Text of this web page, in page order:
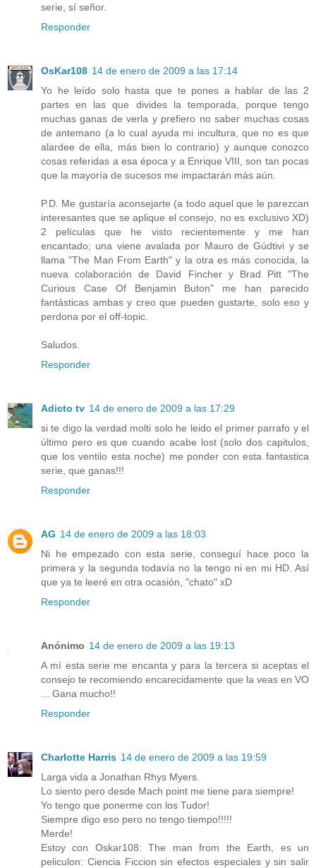
serie, sí señor.
Responder
OsKar108 14 de enero de 2009 a las 17:14
Yo he leído solo hasta que te pones a hablar de las 2
partes en las que divides la temporada, porque tengo
muchas ganas de verla y prefiero no saber muchas cosas
de antemano (a lo cual ayuda mi incultura, que no es que
alardee de ella, más bien lo contrario) y aunque conozco
cosas referidas a esa época y a Enrique VIII, son tan pocas
que la mayoría de sucesos me impactarán más aún.
P.D. Me gustaría aconsejarte (a todo aquel que le parezcan
interesantes que se aplique el consejo, no es exclusivo XD)
2 películas que he visto recientemente y me han
encantado; una viene avalada por Mauro de Gúdtivi y se
llama "The Man From Earth" y la otra es más conocida, la
nueva colaboración de David Fincher y Brad Pitt "The
Curious Case Of Benjamin Buton" me han parecido
fantásticas ambas y creo que pueden gustarte, solo eso y
perdona por el off-topic.
Saludos.
Responder
Adicto tv 14 de enero de 2009 a las 17:29
si te digo la verdad molti solo he leido el primer parrafo y el
último pero es que cuando acabe lost (solo dos capitulos,
que los ventilo esta noche) me ponder con esta fantastica
serie, que ganas!!!
Responder
AG 14 de enero de 2009 a las 18:03
Ni he empezado con esta serie, conseguí hace poco la
primera y la segunda todavía no la tengo ni en mi HD. Así
que ya te leeré en otra ocasión, "chato" xD
Responder
Anónimo 14 de enero de 2009 a las 19:13
A mí esta serie me encanta y para la tercera si aceptas el
consejo te recomiendo encarecidamente que la veas en VO
... Gana mucho!!
Responder
Charlotte Harris 14 de enero de 2009 a las 19:59
Larga vida a Jonathan Rhys Myers.
Lo siento pero desde Mach point me tiene para siempre!
Yo tengo que ponerme con los Tudor!
Siempre digo eso pero no tengo tiempo!!!!!
Merde!
Estoy con Oskar108: The man from the Earth, es un
peliculon: Ciencia Ficcion sin efectos especiales y sin salir